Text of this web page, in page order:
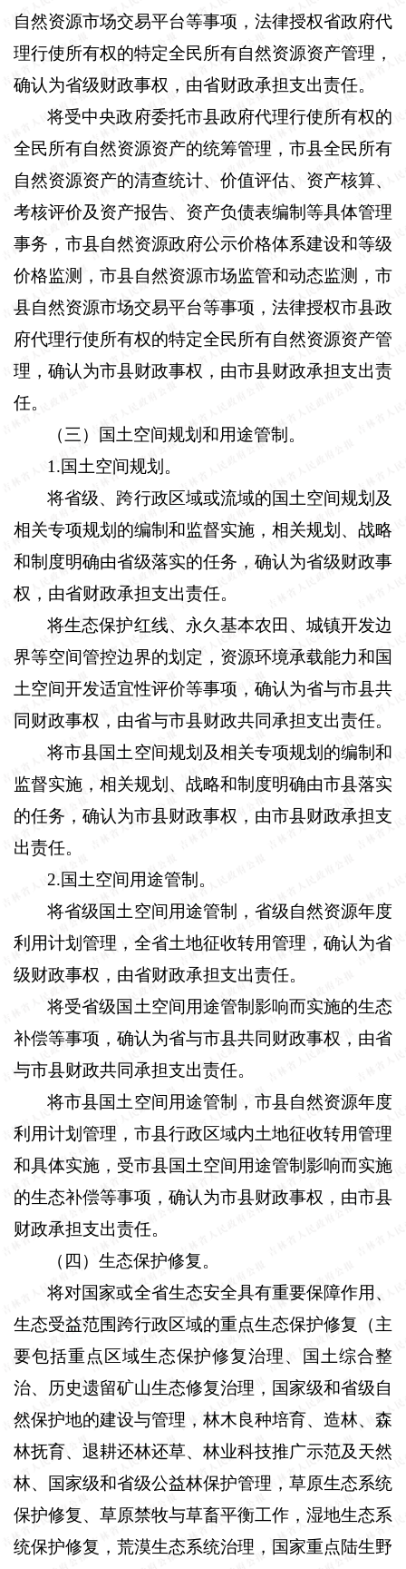
自然资源市场交易平台等事项，法律授权省政府代
理行使所有权的特定全民所有自然资源资产管理，
确认为省级财政事权，由省财政承担支出责任。
将受中央政府委托市县政府代理行使所有权的
全民所有自然资源资产的统筹管理，市县全民所有
自然资源资产的清查统计、价值评估、资产核算、
考核评价及资产报告、资产负债表编制等具体管理
事务，市县自然资源政府公示价格体系建设和等级
价格监测，市县自然资源市场监管和动态监测，市
县自然资源市场交易平台等事项，法律授权市县政
府代理行使所有权的特定全民所有自然资源资产管
理，确认为市县财政事权，由市县财政承担支出责
任。
（三）国土空间规划和用途管制。
1 .国土空间规划。
将省级、跨行政区域或流域的国土空间规划及
相关专项规划的编制和监督实施，相关规划、战略
和制度明确由省级落实的任务，确认为省级财政事
权，由省财政承担支出责任。
将生态保护红线、永久基本农田、城镇开发边
界等空间管控边界的划定，资源环境承载能力和国
土空间开发适宜性评价等事项，确认为省与市县共
同财政事权，由省与市县财政共同承担支出责任。
将市县国土空间规划及相关专项规划的编制和
监督实施，相关规划、战略和制度明确由市县落实
的任务，确认为市县财政事权，由市县财政承担支
出责任。
2.国土空间用途管制。
将省级国土空间用途管制，省级自然资源年度
利用计划管理，全省土地征收转用管理，确认为省
级财政事权，由省财政承担支出责任。
将受省级国土空间用途管制影响而实施的生态
补偿等事项，确认为省与市县共同财政事权，由省
与市县财政共同承担支出责任。
将市县国土空间用途管制，市县自然资源年度
利用计划管理，市县行政区域内土地征收转用管理
和具体实施，受市县国土空间用途管制影响而实施
的生态补偿等事项，确认为市县财政事权，由市县
财政承担支出责任。
（四）生态保护修复。
将对国家或全省生态安全具有重要保障作用、
生态受益范围跨行政区域的重点生态保护修复（主
要包括重点区域生态保护修复治理、国土综合整
治、历史遗留矿山生态修复治理，国家级和省级自
然保护地的建设与管理，林木良种培育、造林、森
林抚育、退耕还林还草、林业科技推广示范及天然
林、国家级和省级公益林保护管理，草原生态系统
保护修复、草原禁牧与草畜平衡工作，湿地生态系
统保护修复，荒漠生态系统治理，国家重点陆生野